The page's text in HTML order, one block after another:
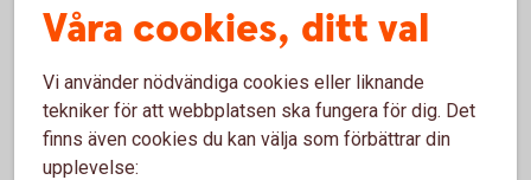
Paus i pågående
pensionsutbetalning
Våra cookies, ditt val
Vi använder nödvändiga cookies eller liknande
tekniker för att webbplatsen ska fungera för dig. Det
finns även cookies du kan välja som förbättrar din
upplevelse: